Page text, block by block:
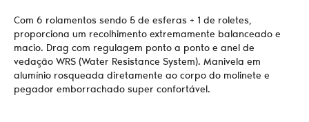
Com 6 rolamentos sendo 5 de esferas + 1 de roletes,
proporciona um recolhimento extremamente balanceado e
macio. Drag com regulagem ponto a ponto e anel de
vedação WRS (Water Resistance System). Manivela em
alumínio rosqueada diretamente ao corpo do molinete e
pegador emborrachado super confortável.